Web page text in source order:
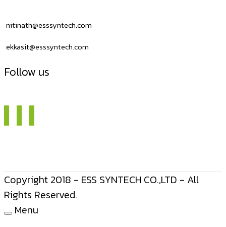
nitinath@esssyntech.com
ekkasit@esssyntech.com
Follow us
Copyright 2018 - ESS SYNTECH CO.,LTD - All
Rights Reserved.
Menu